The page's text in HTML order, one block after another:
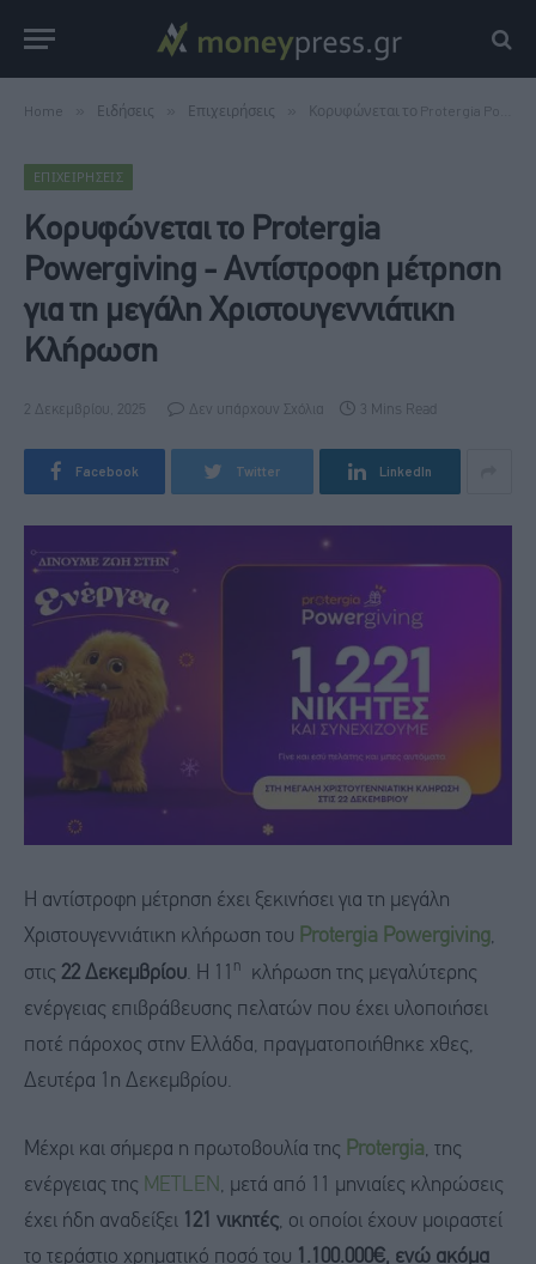
Home Ειδήσεις Επιχειρήσεις Κορυφώνεται το Protergia Powergiving - Αντίστροφη μέτρηση για τη μεγάλη Χριστουγεννιάτικη Κλήρωση
ΕΠΙΧΕΙΡΉΣΕΙΣ
Κορυφώνεται το Protergia
Powergiving - Αντίστροφη μέτρηση
για τη μεγάλη Χριστουγεννιάτικη
Κλήρωση
2 Δεκεμβρίου, 2025 Δεν υπάρχουν Σχόλια 3 Mins Read
Facebook Twitter LinkedIn
Η αντίστροφη μέτρηση έχει ξεκινήσει για τη μεγάλη
Χριστουγεννιάτικη κλήρωση του Protergia Powergiving,
στις 22 Δεκεμβρίου. Η 11 η
κλήρωση της μεγαλύτερης
ενέργειας επιβράβευσης πελατών που έχει υλοποιήσει
ποτέ πάροχος στην Ελλάδα, πραγματοποιήθηκε χθες,
Δευτέρα 1η Δεκεμβρίου.
Μέχρι και σήμερα η πρωτοβουλία της Protergia, της
ενέργειας της METLEN , μετά από 11 μηνιαίες κληρώσεις
έχει ήδη αναδείξει
121 νικητές, οι οποίοι έχουν μοιραστεί
το τεράστιο χρηματικό ποσό του
1.100.000€, ενώ ακόμα